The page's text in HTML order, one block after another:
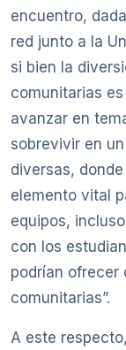
encuentro,
red junto a la
si bien la
comunitarias
avanzar en
sobrevivir en
diversas,
elemento vital
equipos,
con los
podrían ofrecer
comunitarias”.
A este